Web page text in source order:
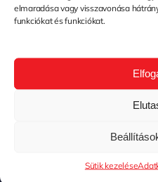
elmaradása vagy visszavonása
funkciókat és funkciókat.
Sütik kezelése
Tovább...